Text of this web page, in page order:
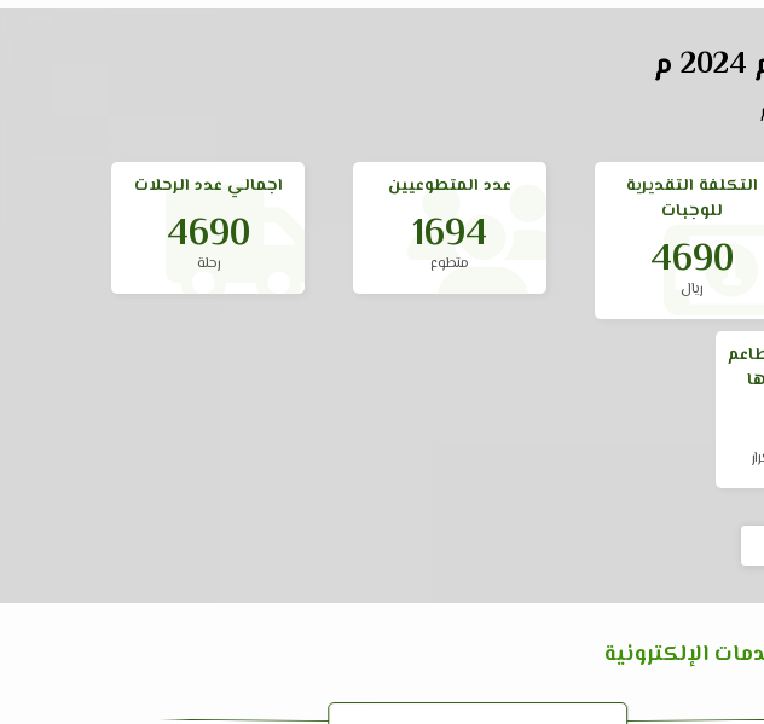
التكلفة التقديرية
للوجبات
7580
ريال
عدد المتطوعيين
1694
متطوع
اجمالي عدد الرحلات
7580
رحلة
الإلكترونية